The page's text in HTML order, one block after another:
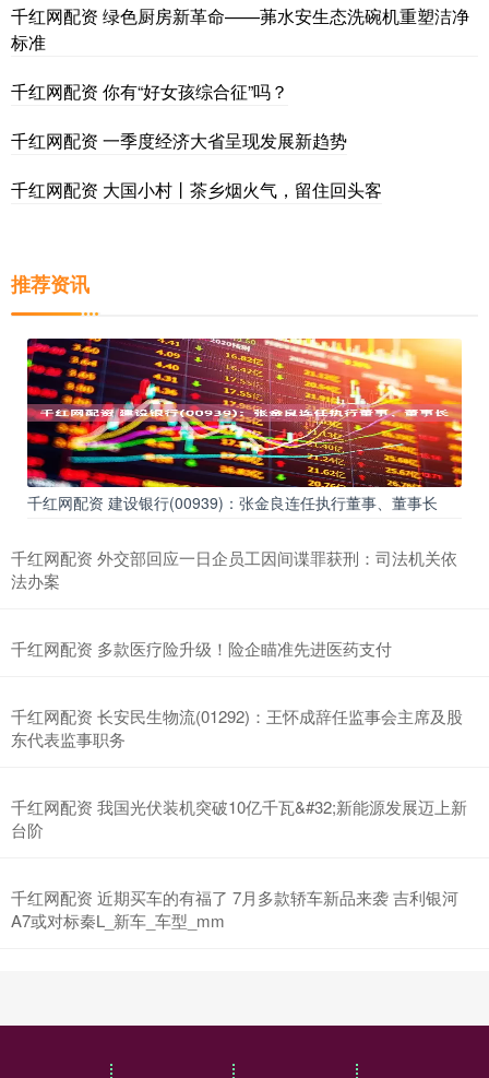
千红网配资 绿色厨房新革命——茀水安生态洗碗机重塑洁净
标准
千红网配资 你有“好女孩综合征”吗？
千红网配资 一季度经济大省呈现发展新趋势
千红网配资 大国小村丨茶乡烟火气，留住回头客
推荐资讯
千红网配资 建设银行(00939)：张金良连任执行董事、董事长
千红网配资 外交部回应一日企员工因间谍罪获刑：司法机关依
法办案
千红网配资 多款医疗险升级！险企瞄准先进医药支付
千红网配资 长安民生物流(01292)：王怀成辞任监事会主席及股
东代表监事职务
千红网配资 我国光伏装机突破10亿千瓦&#32;新能源发展迈上新
台阶
千红网配资 近期买车的有福了 7月多款轿车新品来袭 吉利银河
A7或对标秦L_新车_车型_mm